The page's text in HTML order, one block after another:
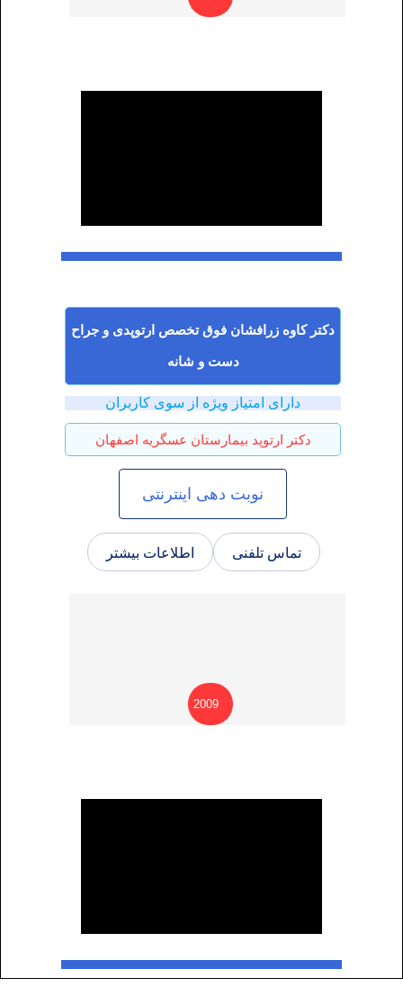
دکتر کاوه زرافشان فوق تخصص ارتوپدی و جراح
دست و شانه
دارای امتیاز ویژه از سوی کاربران
دکتر ارتوپد بیمارستان عسگریه اصفهان
نوبت دهی اینترنتی
تماس تلفنی اطلاعات بیشتر